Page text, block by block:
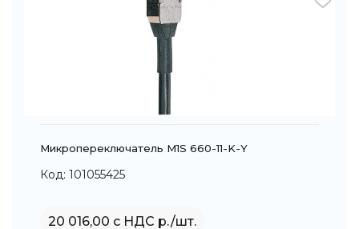
Микропереключатель M1S 660-11-K-Y
Код: 101055425
20 016,00 с НДС р./шт.